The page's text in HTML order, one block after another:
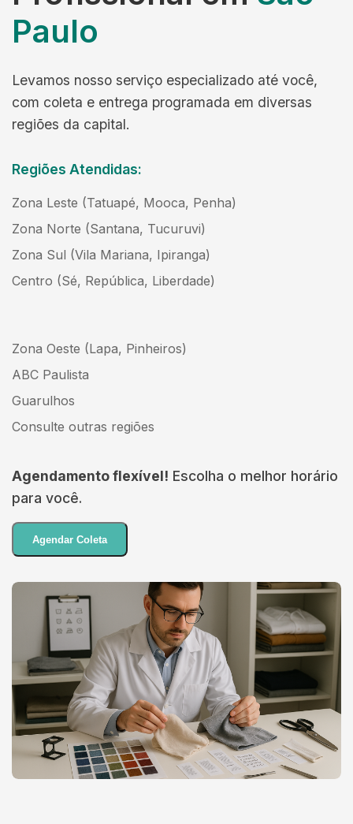
Paulo
Levamos nosso serviço especializado até você,
com coleta e entrega programada em diversas
regiões da capital.
Regiões Atendidas:
Zona Leste (Tatuapé, Mooca, Penha)
Zona Norte (Santana, Tucuruvi)
Zona Sul (Vila Mariana, Ipiranga)
Centro (Sé, República, Liberdade)
Zona Oeste (Lapa, Pinheiros)
ABC Paulista
Guarulhos
Consulte outras regiões
Agendamento flexível! Escolha o melhor horário
para você.
Agendar Coleta